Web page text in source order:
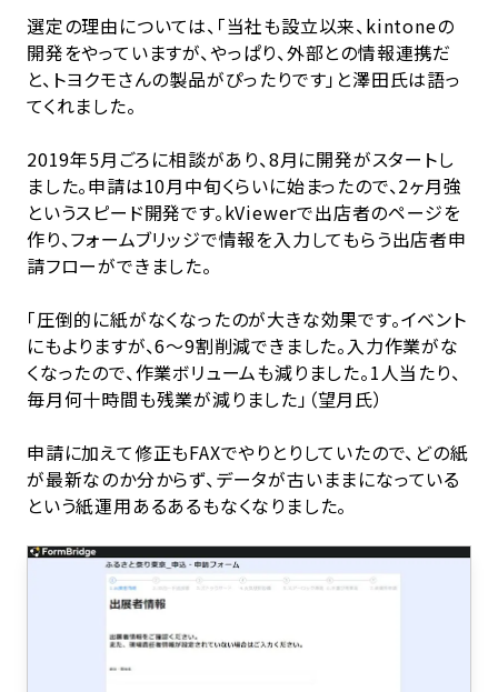
選定の理由については、「当社も設立以来、kintoneの
開発をやっていますが、やっぱり、外部との情報連携だ
と、トヨクモさんの製品がぴったりです」と澤田氏は語っ
てくれました。
2019年5月ごろに相談があり、8月に開発がスタートし
ました。申請は10月中旬くらいに始まったので、2ヶ月強
というスピード開発です。kViewerで出店者のページを
作り、フォームブリッジで情報を入力してもらう出店者申
請フローができました。
「圧倒的に紙がなくなったのが大きな効果です。イベント
にもよりますが、6～9割削減できました。入力作業がな
くなったので、作業ボリュームも減りました。1人当たり、
毎月何十時間も残業が減りました」（望月氏）
申請に加えて修正もFAXでやりとりしていたので、どの紙
が最新なのか分からず、データが古いままになっている
という紙運用あるあるもなくなりました。